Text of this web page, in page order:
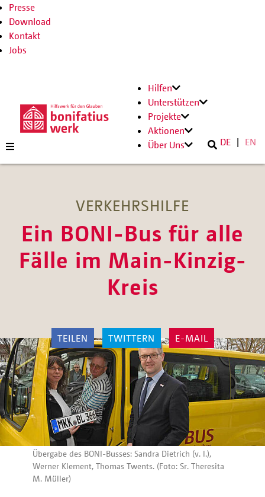
Presse
Download
Kontakt
Jobs
Hilfen
Unterstützen
Projekte
Aktionen
Über Uns
DE EN
VERKEHRSHILFE
Ein BONI-Bus für alle
Fälle im Main-Kinzig-
Kreis
TEILEN TWITTERN E-MAIL
Übergabe des BONI-Busses: Sandra Dietrich (v. l.),
Werner Klement, Thomas Twents. (Foto: Sr. Theresita
M. Müller)